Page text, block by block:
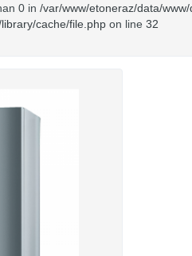
0 in /var/www/etoneraz/data/
cache/file.php on line 32